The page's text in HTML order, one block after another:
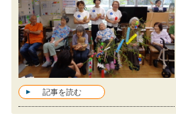
記事を読む